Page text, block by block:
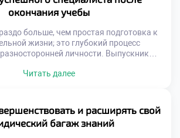
потенциал каждого […]
окончания учебы
больше, чем простая подготовка к
жизни; это глубокий процесс
личности. Выпускник
набором компетенций,
Такой специалист осознает:
собой не просто свод сухих правил, а
механизм, способный […]
Читать далее
и расширять свой
багаж знаний